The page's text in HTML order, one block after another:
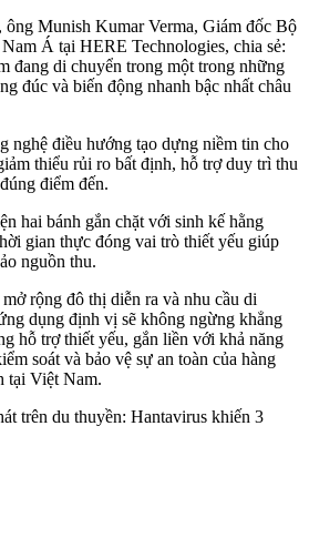
ông Munish Kumar Verma, Giám đốc Bộ
Á tại HERE Technologies, chia sẻ:
đang di chuyển trong một trong những
đúc và biến động nhanh bậc nhất châu
nghệ điều hướng tạo dựng niềm tin cho
thiểu rủi ro bất định, hỗ trợ duy trì thu
điểm đến.
hai bánh gắn chặt với sinh kế hằng
gian thực đóng vai trò thiết yếu giúp
nguồn thu.
rộng đô thị diễn ra và nhu cầu di
dụng định vị sẽ không ngừng khẳng
hỗ trợ thiết yếu, gắn liền với khả năng
soát và bảo vệ sự an toàn của hàng
tại Việt Nam.
trên du thuyền: Hantavirus khiến 3